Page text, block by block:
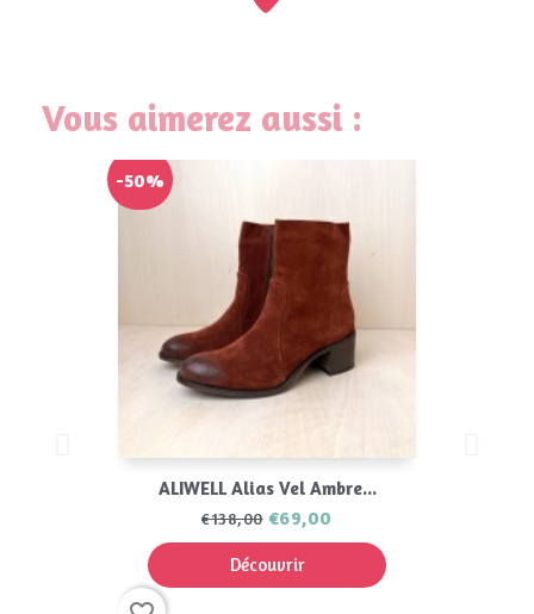
Vous aimerez aussi :
ALIWELL Alias Vel Ambre...
€138,00 €69,00
Découvrir
-50%